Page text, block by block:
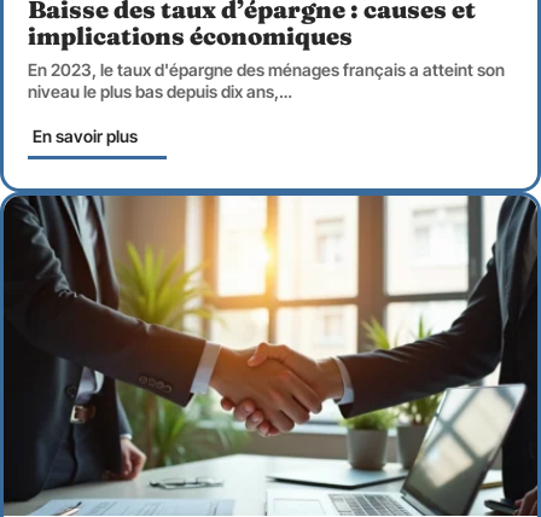
Baisse des taux d’épargne : causes et
implications économiques
En 2023, le taux d'épargne des ménages français a atteint son
niveau le plus bas depuis dix ans,…
En savoir plus